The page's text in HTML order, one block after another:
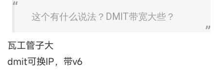
这个有什么说法？DMIT带宽大些？
瓦工管子大
dmit可换IP，带v6